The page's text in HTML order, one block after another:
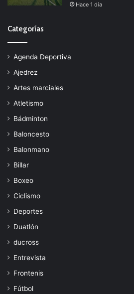
Hace 1 día
Categorías
Agenda Deportiva
Ajedrez
Artes marciales
Atletismo
Bádminton
Baloncesto
Balonmano
Billar
Boxeo
Ciclismo
Deportes
Duatlón
ducross
Entrevista
Frontenis
Fútbol